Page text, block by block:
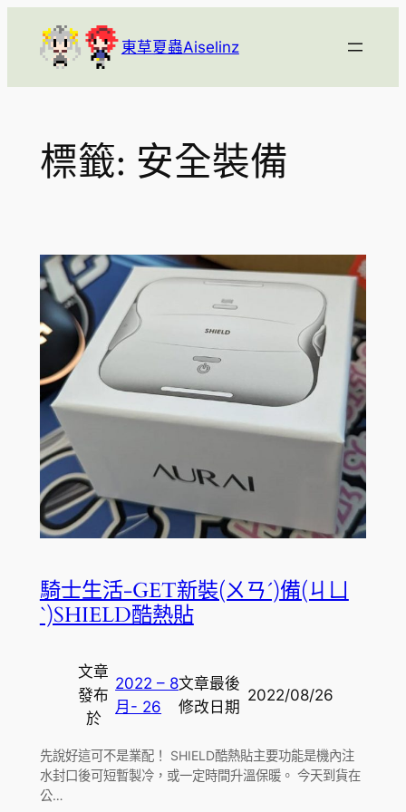
要
東草夏蟲Aiselinz
標籤: 安全裝備
騎士生活-GET新裝(ㄨㄢˊ)備(ㄐㄩ
ˋ)SHIELD酷熱貼
文章
發布
於
2022 – 8
月- 26
文章最後
修改日期
2022/08/26
先說好這可不是業配！ SHIELD酷熱貼主要功能是機內注
水封口後可短暫製冷，或一定時間升溫保暖。 今天到貨在
公…